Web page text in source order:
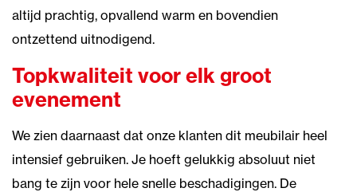
altijd prachtig, opvallend warm en bovendien
ontzettend uitnodigend.
Topkwaliteit voor elk groot
evenement
We zien daarnaast dat onze klanten dit meubilair heel
intensief gebruiken. Je hoeft gelukkig absoluut niet
bang te zijn voor hele snelle beschadigingen. De